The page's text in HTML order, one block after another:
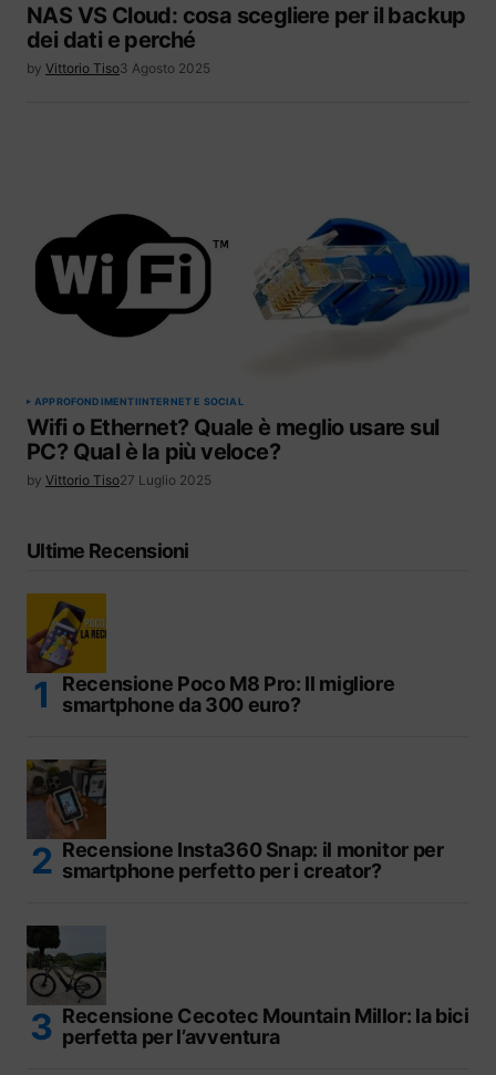
NAS VS Cloud: cosa scegliere per il backup
dei dati e perché
by Vittorio Tiso3 Agosto 2025
APPROFONDIMENTIINTERNET E SOCIAL
Wifi o Ethernet? Quale è meglio usare sul
PC? Qual è la più veloce?
by Vittorio Tiso27 Luglio 2025
Ultime Recensioni
Recensione Poco M8 Pro: Il migliore
smartphone da 300 euro?
Recensione Insta360 Snap: il monitor per
smartphone perfetto per i creator?
Recensione Cecotec Mountain Millor: la bici
perfetta per l’avventura